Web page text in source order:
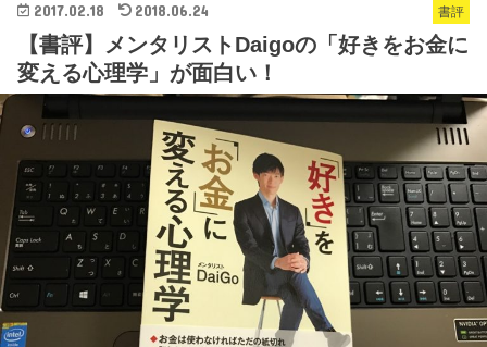
書評
2017.02.18 2018.06.24
【書評】メンタリストDaigoの「好きをお金に
変える心理学」が面白い！